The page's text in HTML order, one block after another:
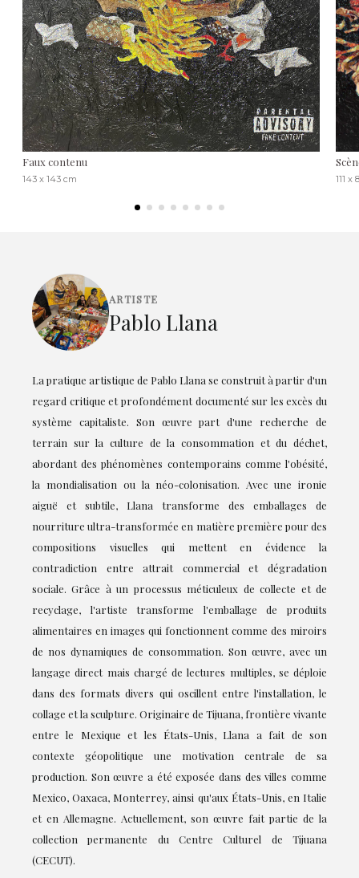
Faux contenu
143 x 143 cm 111 x
ARTISTE
Pablo Llana
La pratique artistique de Pablo Llana se construit à partir d'un
regard critique et profondément documenté sur les excès du
système capitaliste. Son œuvre part d'une recherche de
terrain sur la culture de la consommation et du déchet,
abordant des phénomènes contemporains comme l'obésité,
la mondialisation ou la néo-colonisation. Avec une ironie
aiguë et subtile, Llana transforme des emballages de
nourriture ultra-transformée en matière première pour des
compositions visuelles qui mettent en évidence la
contradiction entre attrait commercial et dégradation
sociale. Grâce à un processus méticuleux de collecte et de
recyclage, l'artiste transforme l'emballage de produits
alimentaires en images qui fonctionnent comme des miroirs
de nos dynamiques de consommation. Son œuvre, avec un
langage direct mais chargé de lectures multiples, se déploie
dans des formats divers qui oscillent entre l'installation, le
collage et la sculpture. Originaire de Tijuana, frontière vivante
entre le Mexique et les États-Unis, Llana a fait de son
contexte géopolitique une motivation centrale de sa
production. Son œuvre a été exposée dans des villes comme
Mexico, Oaxaca, Monterrey, ainsi qu'aux États-Unis, en Italie
et en Allemagne. Actuellement, son œuvre fait partie de la
collection permanente du Centre Culturel de Tijuana
(CECUT).